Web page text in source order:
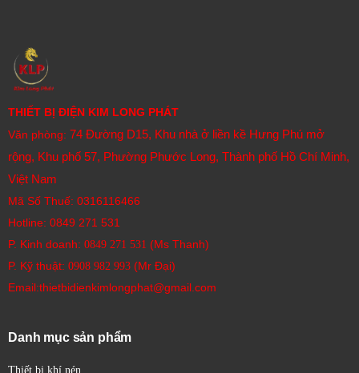
THIẾT BỊ ĐIỆN KIM LONG PHÁT
Văn phòng: 74 Đường D15, Khu nhà ở liền kề Hưng Phú mở
rộng, Khu phố 57, Phường Phước Long, Thành phố Hồ Chí Minh,
Việt Nam
Mã Số Thuế: 0316116466
Hotline: 0849 271 531
P. Kinh doanh: 0849 271 531 (Ms Thanh)
P. Kỹ thuật: 0908 982 993​ (Mr Đại)
Email:thietbidienkimlongphat@gmail.com
Danh mục sản phẩm
Thiết bị khí nén